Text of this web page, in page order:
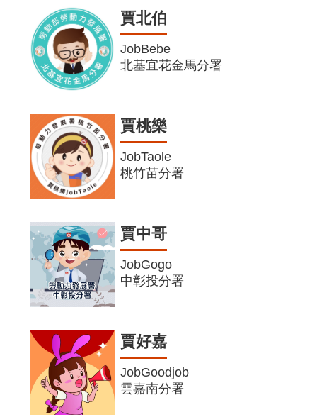
賈北伯
JobBebe
北基宜花金馬分署
賈桃樂
JobTaole
桃竹苗分署
賈中哥
JobGogo
中彰投分署
賈好嘉
JobGoodjob
雲嘉南分署